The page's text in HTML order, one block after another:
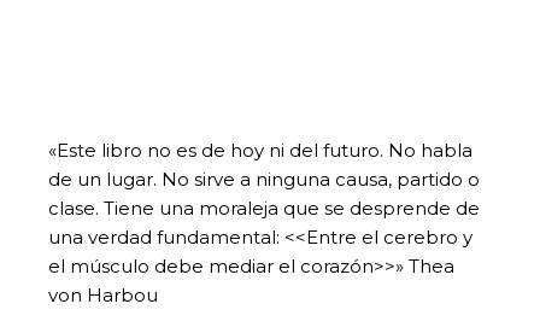
«Este libro no es de hoy ni del futuro. No habla
de un lugar. No sirve a ninguna causa, partido o
clase. Tiene una moraleja que se desprende de
una verdad fundamental: <<Entre el cerebro y
el músculo debe mediar el corazón>>» Thea
von Harbou